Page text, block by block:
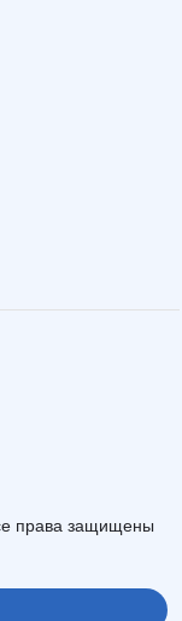
права защищены